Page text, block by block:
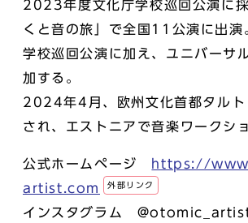
2023年度文化庁学校巡回公演に
くと音の旅」で全国11公演に出
学校巡回公演に加え、ユニバーサ
加する。
2024年4月、欧州文化首都タル
され、エストニアで音楽ワークシ
公式ホームページ https://
artist.com
外部リンク
インスタグラム